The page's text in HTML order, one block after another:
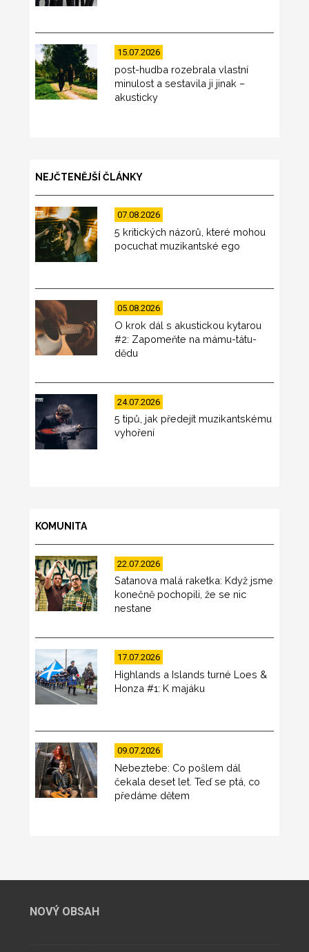
15.07.2026
post-hudba rozebrala vlastní
minulost a sestavila ji jinak –
akusticky
NEJČTENĚJŠÍ ČLÁNKY
07.08.2026
5 kritických názorů, které mohou
pocuchat muzikantské ego
05.08.2026
O krok dál s akustickou kytarou
#2: Zapomeňte na mámu-tátu-
dědu
24.07.2026
5 tipů, jak předejít muzikantskému
vyhoření
KOMUNITA
22.07.2026
Satanova malá raketka: Když jsme
konečně pochopili, že se nic
nestane
17.07.2026
Highlands a Islands turné Loes &
Honza #1: K majáku
09.07.2026
Nebeztebe: Co pošlem dál
čekala deset let. Teď se ptá, co
předáme dětem
NOVÝ OBSAH